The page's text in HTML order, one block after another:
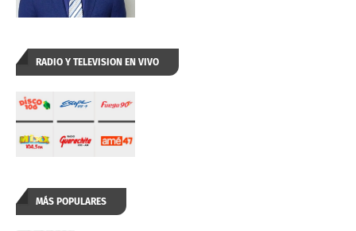
RADIO Y TELEVISION EN VIVO
MÁS POPULARES